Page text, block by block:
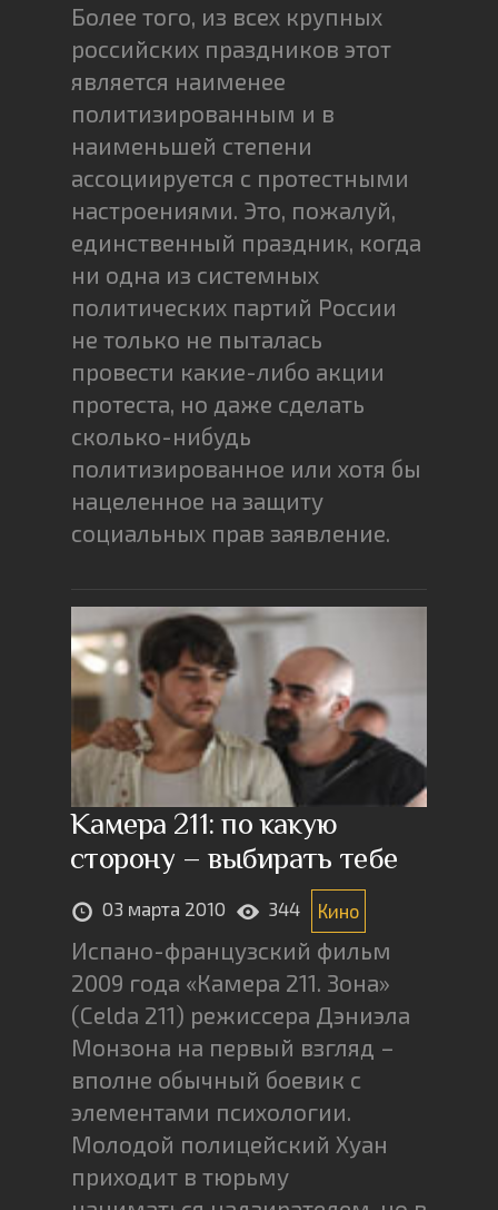
Более того, из всех крупных
российских праздников этот
является наименее
политизированным и в
наименьшей степени
ассоциируется с протестными
настроениями. Это, пожалуй,
единственный праздник, когда
ни одна из системных
политических партий России
не только не пыталась
провести какие-либо акции
протеста, но даже сделать
сколько-нибудь
политизированное или хотя бы
нацеленное на защиту
социальных прав заявление.
Камера 211: по какую
сторону – выбирать тебе
03 марта 2010 344 Кино
Испано-французский фильм
2009 года «Камера 211. Зона»
(Celda 211) режиссера Дэниэла
Монзона на первый взгляд –
вполне обычный боевик с
элементами психологии.
Молодой полицейский Хуан
приходит в тюрьму